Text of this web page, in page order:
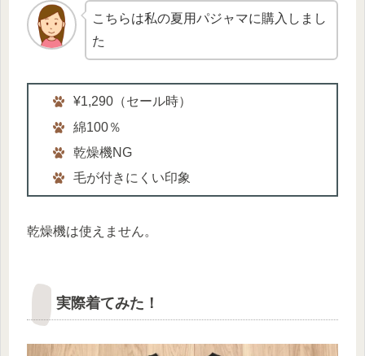
こちらは私の夏用パジャマに購入しまし
た
¥1,290（セール時）
綿100％
乾燥機NG
毛が付きにくい印象
乾燥機は使えません。
実際着てみた！